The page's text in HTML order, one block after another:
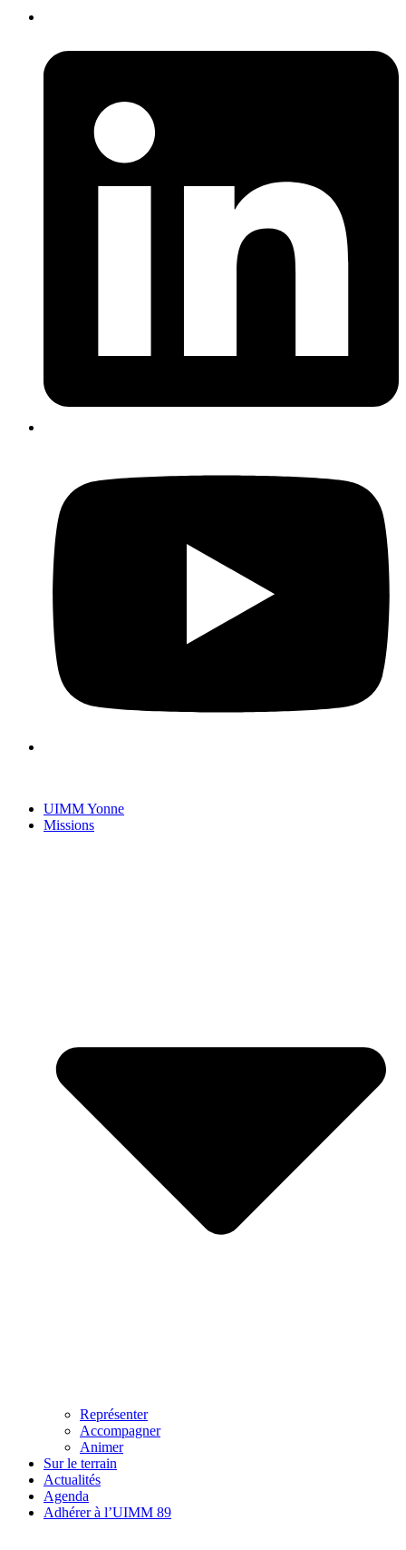
UIMM Yonne
Missions
Représenter
Accompagner
Animer
Sur le terrain
Actualités
Agenda
Adhérer à l’UIMM 89